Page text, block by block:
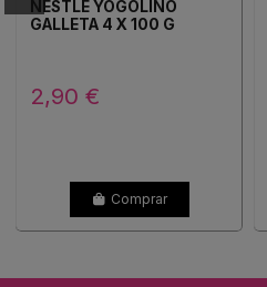
NESTLÉ YOGOLINO
GALLETA 4 X 100 G
2,90 €
Comprar